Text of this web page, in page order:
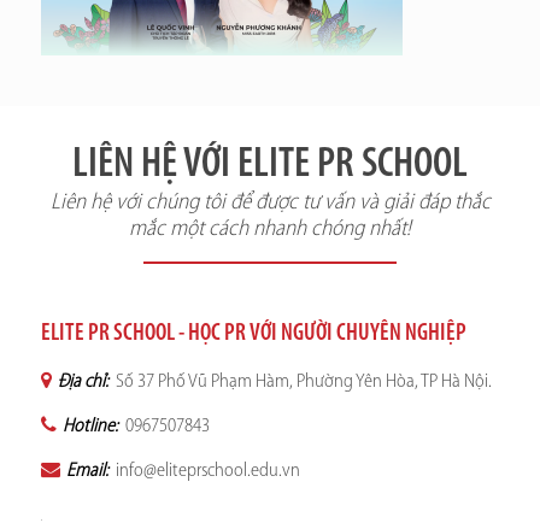
LIÊN HỆ VỚI ELITE PR SCHOOL
Liên hệ với chúng tôi để được tư vấn và giải đáp thắc
mắc một cách nhanh chóng nhất!
ELITE PR SCHOOL - HỌC PR VỚI NGƯỜI CHUYÊN NGHIỆP
Địa chỉ: Số 37 Phố Vũ Phạm Hàm, Phường Yên Hòa, TP Hà Nội.
Hotline: 0967507843
Email: info@eliteprschool.edu.vn